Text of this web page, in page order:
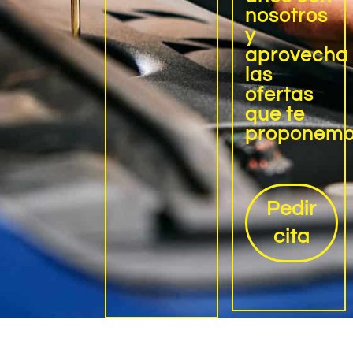
nosotros
y
aprovecha
las
ofertas
que te
Pedir
cita